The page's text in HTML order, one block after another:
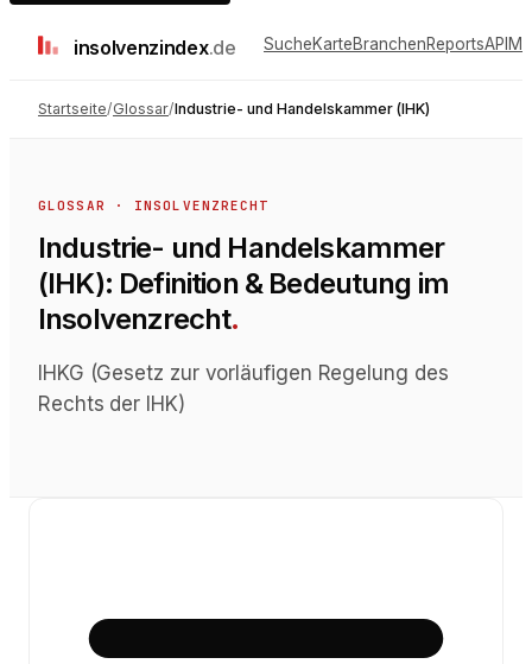
insolvenzindex.de SucheKarteBranchenReportsAPI
Startseite/Glossar/Industrie- und Handelskammer (IHK)
GLOSSAR · INSOLVENZRECHT
Industrie- und Handelskammer
(IHK): Definition & Bedeutung im
Insolvenzrecht.
IHKG (Gesetz zur vorläufigen Regelung des
Rechts der IHK)